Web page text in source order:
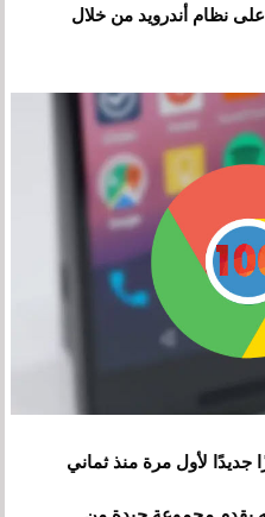
نظام أندرويد من خلال
جديدًا لأول مرة منذ ثماني